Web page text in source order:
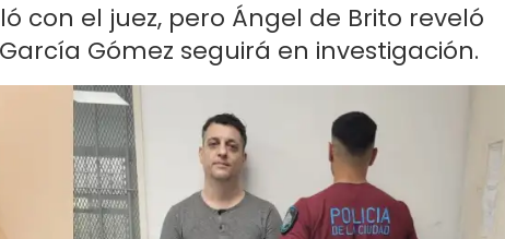
con el juez, pero Ángel de Brito reveló
Gómez seguirá en investigación.